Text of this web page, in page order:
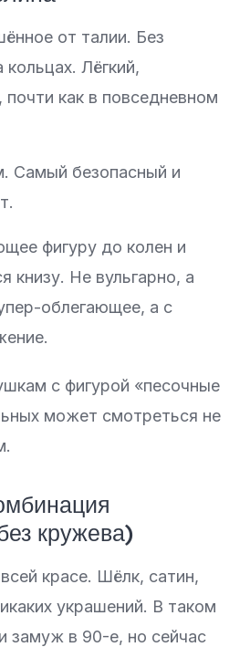
от талии. Без
Лёгкий,
почти как в повседневном
Самый безопасный и
фигуру до колен и
книзу. Не вульгарно, а
облегающее, а с
с фигурой «песочные
может смотреться не
кружева)
красе. Шёлк, сатин,
украшений. В таком
замуж в 90-е, но сейчас